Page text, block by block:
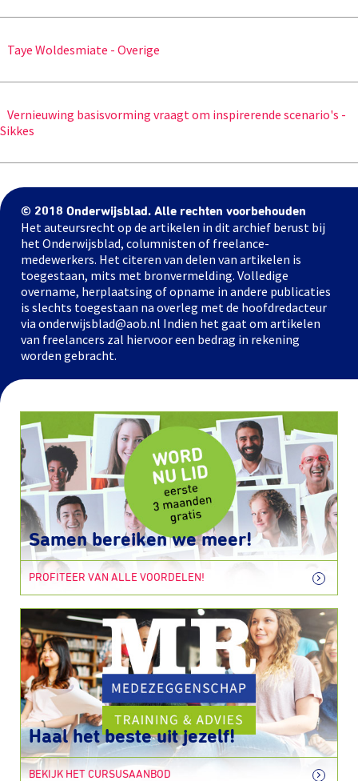
Taye Woldesmiate - Overige
Vernieuwing basisvorming vraagt om inspirerende scenario's -
Sikkes
© 2018 Onderwijsblad. Alle rechten voorbehouden
Het auteursrecht op de artikelen in dit archief berust bij
het Onderwijsblad, columnisten of freelance-
medewerkers. Het citeren van delen van artikelen is
toegestaan, mits met bronvermelding. Volledige
overname, herplaatsing of opname in andere publicaties
is slechts toegestaan na overleg met de hoofdredacteur
via onderwijsblad@aob.nl Indien het gaat om artikelen
van freelancers zal hiervoor een bedrag in rekening
worden gebracht.
Samen bereiken we meer!
PROFITEER VAN ALLE VOORDELEN!
Haal het beste uit jezelf!
BEKIJK HET CURSUSAANBOD